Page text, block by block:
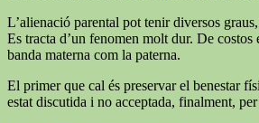
L’alienació parental pot tenir diversos
Es tracta d’un fenomen molt dur. De
banda materna com la paterna.
El primer que cal és preservar el benestar
estat discutida i no acceptada, finalment,